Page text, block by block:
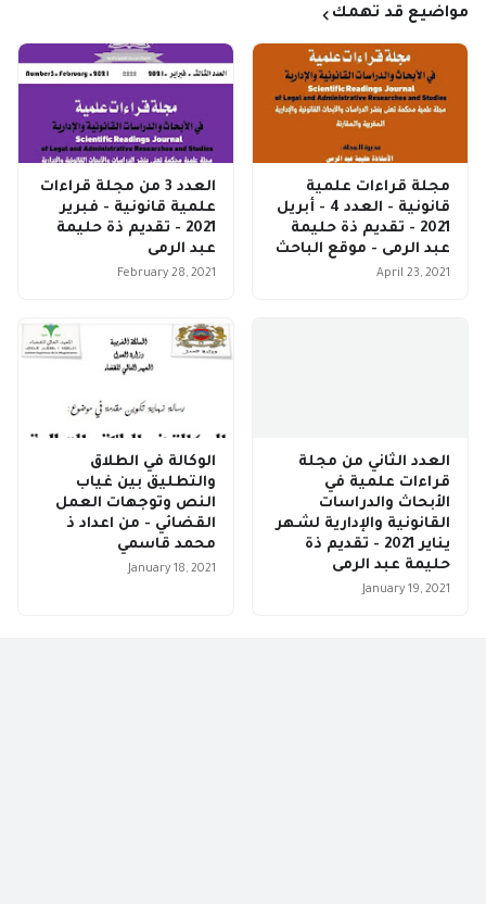
مواضيع قد تهمك
مجلة قراءات علمية
قانونية - العدد 4 - أبريل
2021 - تقديم ذة حليمة
عبد الرمى - موقع الباحث
April 23, 2021
العدد 3 من مجلة قراءات
علمية قانونية - فبرير
2021 - تقديم ذة حليمة
عبد الرمى
February 28, 2021
العدد الثاني من مجلة
قراءات علمية في
الأبحاث والدراسات
القانونية والإدارية لشهر
يناير 2021 - تقديم ذة
حليمة عبد الرمى
January 19, 2021
الوكالة في الطلاق
والتطليق بين غياب
النص وتوجهات العمل
القضائي - من اعداد ذ
محمد قاسمي
January 18, 2021